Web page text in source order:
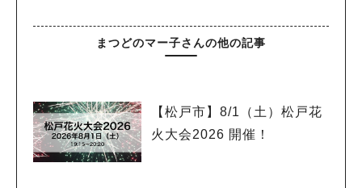
まつどのマー子さんの他の記事
【松戸市】8/1（土）松戸花
火大会2026 開催！